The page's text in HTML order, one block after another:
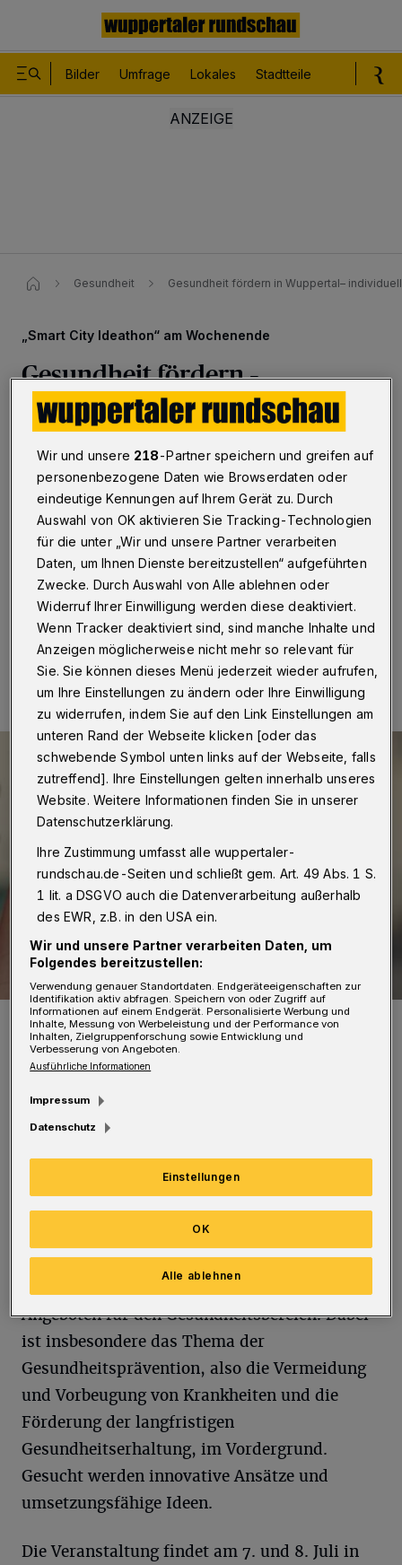
Bilder Umfrage Lokales Stadtteile
Gesundheit Gesundheit fördern in Wuppertal–
„Smart City Ideathon“ am Wochenende
Gesundheit fördern –
individuell und digital
Wuppertal·Das Wuppertaler „Competence Center
Smart City“ lädt alle Sport- und
Gesundheitsbegeisterten, Vertreterinnen und Vertreter
aus dem Gesundheitswesen und innovative
Ideengeberinnen und Ideengeber aus Wissenschaft
und Forschung ein, ihre Ideen zur digitalen
Gesundheitsprävention beim „Ideathon“ auf die Probe
zu stellen.
04.07.2023 , 07:30 Uhr Eine Minute Lesezeit
Symbolbild.
Foto: Birgit Malchow/be.p
(7. Juli 2023) um 16 Uhr und wird am Samstag
(8. Juli) von 9:30 bis 18 Uhr fortgeführt. Im
Fokus stehen Ideen und Lösungen der
Bürgerinnen und Bürger als Beitrag zur
Angeboten für den Gesundheitsbereich. Dabei
ist insbesondere das Thema der
Gesundheitsprävention, also die Vermeidung
und Vorbeugung von Krankheiten und die
Förderung der langfristigen
Gesundheitserhaltung, im Vordergrund.
Gesucht werden innovative Ansätze und
umsetzungsfähige Ideen.
Die Veranstaltung findet am 7. und 8. Juli in
Wir und unsere 218-Partner speichern und greifen auf
personenbezogene Daten wie Browserdaten oder
eindeutige Kennungen auf Ihrem Gerät zu. Durch
Auswahl von OK aktivieren Sie Tracking-Technologien
für die unter „Wir und unsere Partner verarbeiten
Daten, um Ihnen Dienste bereitzustellen“ aufgeführten
Zwecke. Durch Auswahl von Alle ablehnen oder
Widerruf Ihrer Einwilligung werden diese deaktiviert.
Wenn Tracker deaktiviert sind, sind manche Inhalte und
Anzeigen möglicherweise nicht mehr so relevant für
Sie. Sie können dieses Menü jederzeit wieder aufrufen,
um Ihre Einstellungen zu ändern oder Ihre Einwilligung
zu widerrufen, indem Sie auf den Link Einstellungen am
unteren Rand der Webseite klicken [oder das
schwebende Symbol unten links auf der Webseite, falls
zutreffend]. Ihre Einstellungen gelten innerhalb unseres
Website. Weitere Informationen finden Sie in unserer
Datenschutzerklärung.
Ihre Zustimmung umfasst alle wuppertaler-
rundschau.de-Seiten und schließt gem. Art. 49 Abs. 1 S.
1 lit. a DSGVO auch die Datenverarbeitung außerhalb
des EWR, z.B. in den USA ein.
Wir und unsere Partner verarbeiten Daten, um
Folgendes bereitzustellen:
Verwendung genauer Standortdaten. Endgeräteeigenschaften zur
Identifikation aktiv abfragen. Speichern von oder Zugriff auf
Informationen auf einem Endgerät. Personalisierte Werbung und
Inhalte, Messung von Werbeleistung und der Performance von
Inhalten, Zielgruppenforschung sowie Entwicklung und
Verbesserung von Angeboten.
Ausführliche Informationen
Impressum
Datenschutz
Einstellungen
Alle ablehnen
OK